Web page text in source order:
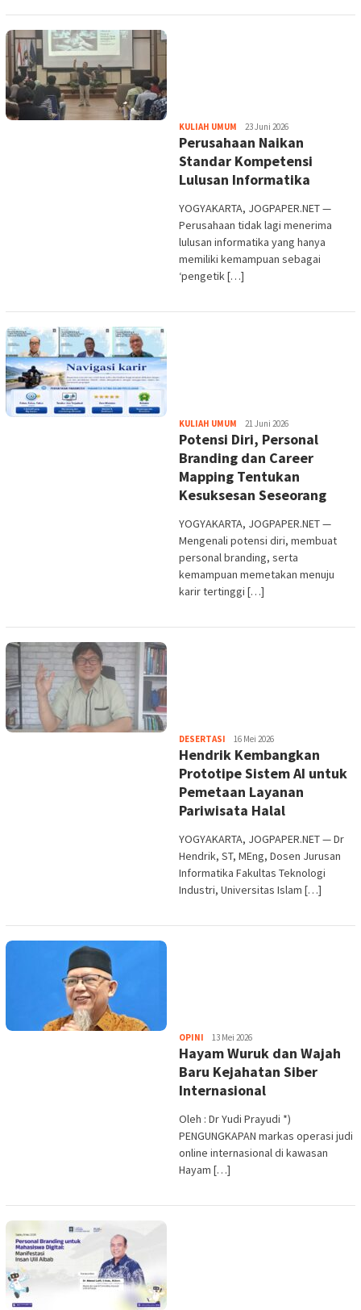
KULIAH UMUM Heri
Purwata
23 Juni 2026
Perusahaan Naikan
Standar Kompetensi
Lulusan Informatika
YOGYAKARTA, JOGPAPER.NET —
Perusahaan tidak lagi menerima
lulusan informatika yang hanya
memiliki kemampuan sebagai
‘pengetik […]
KULIAH UMUM Heri
Purwata
21 Juni 2026
Potensi Diri, Personal
Branding dan Career
Mapping Tentukan
Kesuksesan Seseorang
YOGYAKARTA, JOGPAPER.NET —
Mengenali potensi diri, membuat
personal branding, serta
kemampuan memetakan menuju
karir tertinggi […]
DESERTASI Heri
Purwata
16 Mei 2026
Hendrik Kembangkan
Prototipe Sistem AI untuk
Pemetaan Layanan
Pariwisata Halal
YOGYAKARTA, JOGPAPER.NET — Dr
Hendrik, ST, MEng, Dosen Jurusan
Informatika Fakultas Teknologi
Industri, Universitas Islam […]
OPINI Heri
Purwata
13 Mei 2026
Hayam Wuruk dan Wajah
Baru Kejahatan Siber
Internasional
Oleh : Dr Yudi Prayudi *)
PENGUNGKAPAN markas operasi judi
online internasional di kawasan
Hayam […]